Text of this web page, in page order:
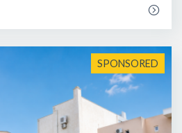
SPONSORED